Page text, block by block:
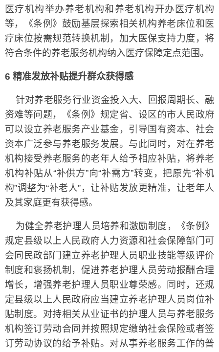
医疗机构举办养老机构和养老机构开办医疗机构
等，《条例》鼓励基层探索相关机构养老床位和医
疗床位按需规范转换机制，加大医保支持力度，将
符合条件的养老服务机构纳入医疗保障定点范围。
6 精准发放补贴提升群众获得感
针对养老服务行业资金投入大、回报周期长、融
资难等问题，《条例》规定省、设区的市人民政府
可以设立养老服务产业基金，引导国有资本、社会
资本广泛参与养老服务发展。与此同时，对在养老
机构接受养老服务的老年人给予相应补贴，将养老
机构补贴从“补供方”向“补需方”转变，把原先“补机
构”调整为“补老人”，让补贴发放更精准，让老年人
及其家庭更有获得感。
为健全养老护理人员培养和激励制度，《条例》
规定县级以上人民政府人力资源和社会保障部门可
会同民政部门建立养老护理人员职业技能等级评价
制度和褒扬机制，促进养老护理人员劳动报酬合理
增长，增强养老护理人员职业尊荣感。同时，还规
定县级以上人民政府应当建立养老护理人员岗位补
贴制度。对持相关从业证书的护理人员与养老服务
机构签订劳动合同并按照规定缴纳社会保险或者签
订劳动协议的给予补贴。对从事养老服务工作的普